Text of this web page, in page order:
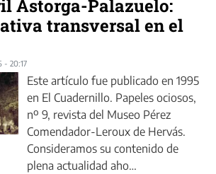
Astorga-Palazuelo:
transversal en el
- 20:17
Este artículo fue publicado en 1995
en El Cuadernillo. Papeles ociosos,
nº 9, revista del Museo Pérez
Comendador-Leroux de Hervás.
Consideramos su contenido de
plena actualidad aho…